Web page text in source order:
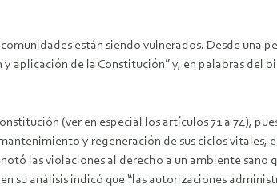
están siendo vulnerados. Desde
de la Constitución” y, en palabras del
(ver en especial los artículos 71 a 74),
y regeneración de sus ciclos vitales,
las violaciones al derecho a un ambiente sano
su análisis indicó que “las autorizaciones